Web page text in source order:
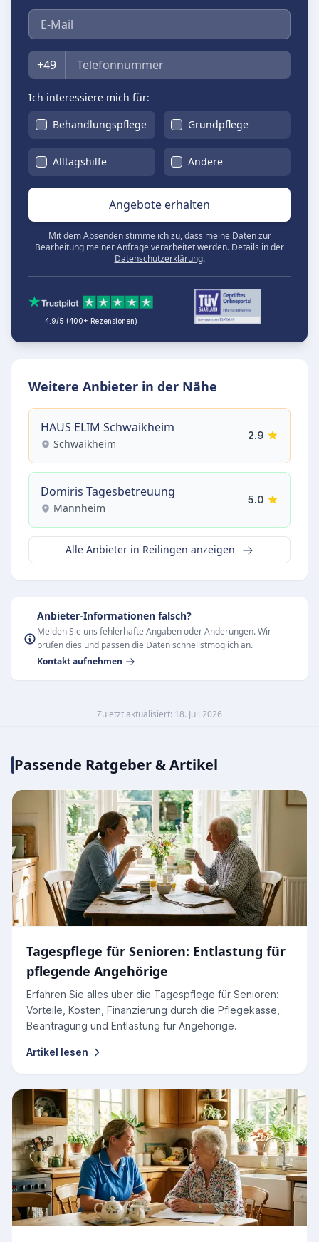
E-Mail
Telefon
+49
Ich interessiere mich für:
Behandlungspflege
Grundpflege
Alltagshilfe Andere
Angebote erhalten
Mit dem Absenden stimme ich zu, dass meine Daten zur
Bearbeitung meiner Anfrage verarbeitet werden. Details in der
Datenschutzerklärung.
4.9/5 (400+ Rezensionen)
Weitere Anbieter in der Nähe
HAUS ELIM Schwaikheim
Schwaikheim
2.9
Domiris Tagesbetreuung
Mannheim
5.0
Alle Anbieter in Reilingen anzeigen
Anbieter-Informationen falsch?
Melden Sie uns fehlerhafte Angaben oder Änderungen. Wir
prüfen dies und passen die Daten schnellstmöglich an.
Kontakt aufnehmen
Zuletzt aktualisiert: 18. Juli 2026
Passende Ratgeber & Artikel
Tagespflege für Senioren: Entlastung für
pflegende Angehörige
Erfahren Sie alles über die Tagespflege für Senioren:
Vorteile, Kosten, Finanzierung durch die Pflegekasse,
Beantragung und Entlastung für Angehörige.
Artikel lesen